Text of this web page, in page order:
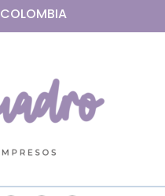
COLOMBIA